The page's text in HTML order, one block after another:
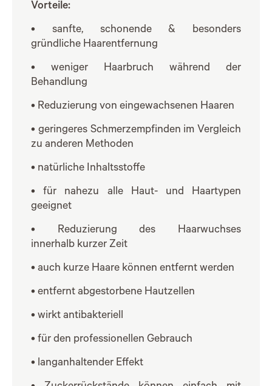
Vorteile:
• sanfte, schonende & besonders
gründliche Haarentfernung
• weniger Haarbruch während der
Behandlung
• Reduzierung von eingewachsenen Haaren
• geringeres Schmerzempfinden im Vergleich
zu anderen Methoden
• natürliche Inhaltsstoffe
• für nahezu alle Haut- und Haartypen
geeignet
• Reduzierung des Haarwuchses
innerhalb kurzer Zeit
• auch kurze Haare können entfernt werden
• entfernt abgestorbene Hautzellen
• wirkt antibakteriell
• für den professionellen Gebrauch
• langanhaltender Effekt